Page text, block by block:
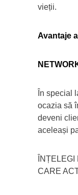
vieții.
Avantaje
În special
ocazia să
deveni
aceleași
CARE